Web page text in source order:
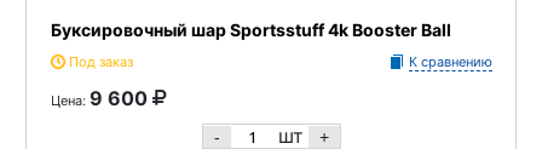
Буксировочный шар Sportsstuff 4k Booster Ball
Под заказ К сравнению
Цена: 9 600
- шт +